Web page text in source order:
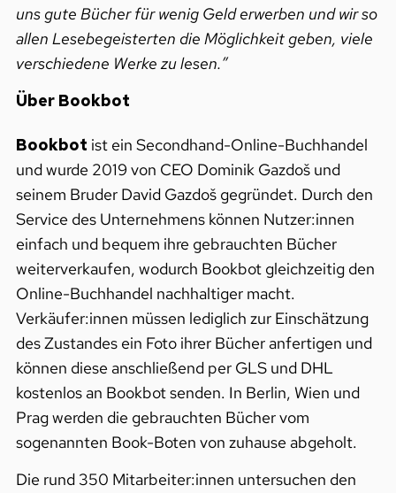
uns gute Bücher für wenig Geld erwerben und wir so
allen Lesebegeisterten die Möglichkeit geben, viele
verschiedene Werke zu lesen.”
Über Bookbot
Bookbot ist ein Secondhand-Online-Buchhandel
und wurde 2019 von CEO Dominik Gazdoš und
seinem Bruder David Gazdoš gegründet. Durch den
Service des Unternehmens können Nutzer:innen
einfach und bequem ihre gebrauchten Bücher
weiterverkaufen, wodurch Bookbot gleichzeitig den
Online-Buchhandel nachhaltiger macht.
Verkäufer:innen müssen lediglich zur Einschätzung
des Zustandes ein Foto ihrer Bücher anfertigen und
können diese anschließend per GLS und DHL
kostenlos an Bookbot senden. In Berlin, Wien und
Prag werden die gebrauchten Bücher vom
sogenannten Book-Boten von zuhause abgeholt.
Die rund 350 Mitarbeiter:innen untersuchen den